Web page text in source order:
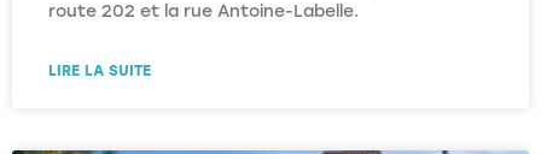
route 202 et la rue Antoine-Labelle.
LIRE LA SUITE